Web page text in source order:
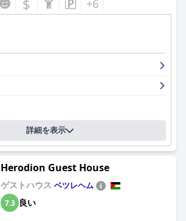
$ +6
詳細を表示
Herodion Guest House
ゲストハウス ベツレヘム
7.3 良い